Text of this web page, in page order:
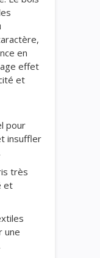
en
effet
et
pour
insuffler
très
et
une